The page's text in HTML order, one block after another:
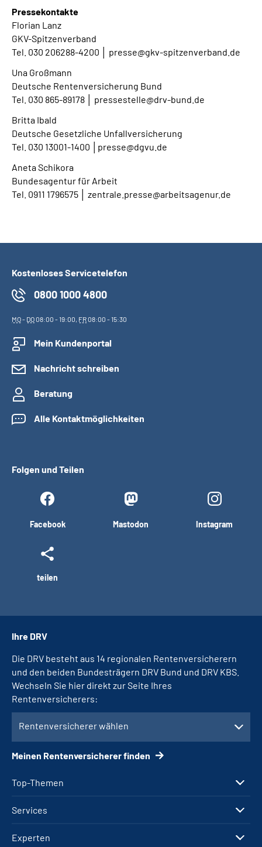
Pressekontakte
Florian Lanz
GKV-Spitzenverband
Tel. 030 206288-4200 │ presse@gkv-spitzenverband.de
Una Großmann
Deutsche Rentenversicherung Bund
Tel. 030 865-89178 │ pressestelle@drv-bund.de
Britta Ibald
Deutsche Gesetzliche Unfallversicherung
Tel. 030 13001-1400 │presse@dgvu.de
Aneta Schikora
Bundesagentur für Arbeit
Tel. 0911 1796575 │ zentrale.presse@arbeitsagenur.de
Kostenloses Servicetelefon
0800 1000 4800
MO- DO08:00 - 19:00, FR08:00 - 15:30
Mein Kundenportal
Nachricht schreiben
Beratung
Alle Kontaktmöglichkeiten
Folgen und Teilen
Facebook Mastodon Instagram
teilen
Top-Themen
Services
Experten
Ihre DRV
Die DRV besteht aus 14 regionalen Rentenversicherern
und den beiden Bundesträgern DRV Bund und DRV KBS.
Wechseln Sie hier direkt zur Seite Ihres
Rentenversicherers:
Rentenversicherer wählen
Meinen Rentenversicherer finden